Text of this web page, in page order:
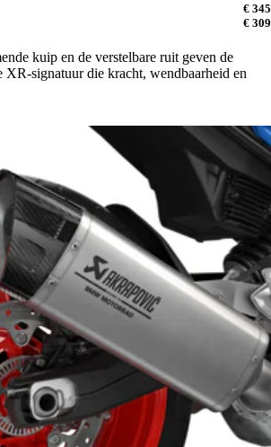
€ 345
€ 309
kuip en de verstelbare ruit geven de
signatuur die kracht, wendbaarheid en